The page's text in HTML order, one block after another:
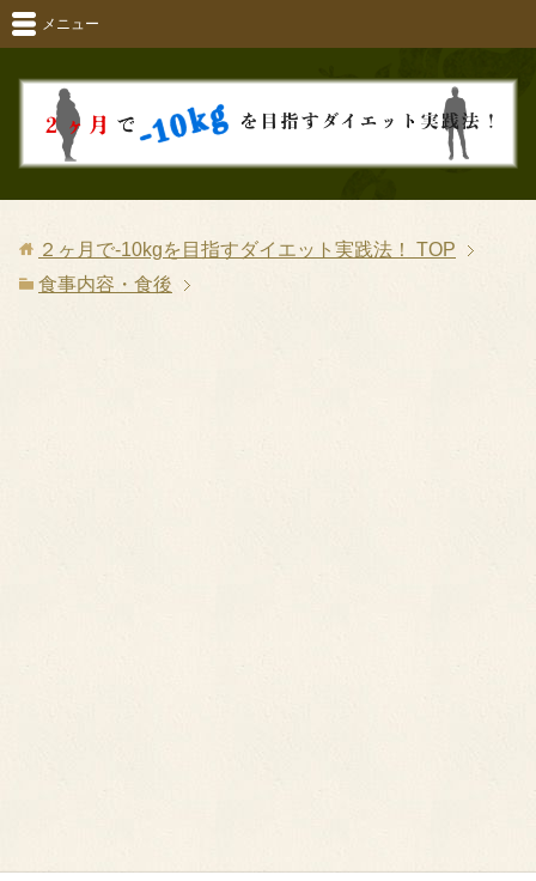
メニュー
２ヶ月で-10kgを目指すダイエット実践法！
TOP
食事内容・食後